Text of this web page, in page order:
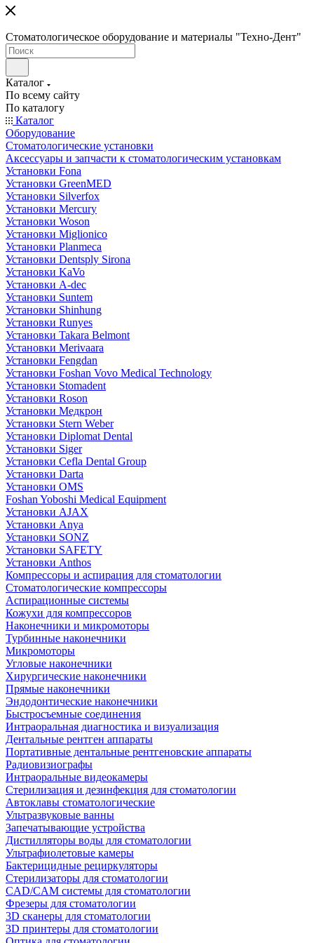
Стоматологическое оборудование и материалы "Техно-Дент"
Каталог
По всему сайту
По каталогу
Каталог
Оборудование
Стоматологические установки
Аксессуары и запчасти к стоматологическим установкам
Установки Fona
Установки GreenMED
Установки Silverfox
Установки Mercury
Установки Woson
Установки Miglionico
Установки Planmeca
Установки Dentsply Sirona
Установки KaVo
Установки A-dec
Установки Suntem
Установки Shinhung
Установки Runyes
Установки Takara Belmont
Установки Merivaara
Установки Fengdan
Установки Foshan Vovo Medical Technology
Установки Stomadent
Установки Roson
Установки Медкрон
Установки Stern Weber
Установки Diplomat Dental
Установки Siger
Установки Cefla Dental Group
Установки Darta
Установки OMS
Foshan Yoboshi Medical Equipment
Установки AJAX
Установки Anya
Установки SONZ
Установки SAFETY
Установки Anthos
Компрессоры и аспирация для стоматологии
Стоматологические компрессоры
Аспирационные системы
Кожухи для компрессоров
Наконечники и микромоторы
Турбинные наконечники
Микромоторы
Угловые наконечники
Хирургические наконечники
Прямые наконечники
Эндодонтические наконечники
Быстросъемные соединения
Интраоральная диагностика и визуализация
Дентальные рентген аппараты
Портативные дентальные рентгеновские аппараты
Радиовизиографы
Интраоральные видеокамеры
Стерилизация и дезинфекция для стоматологии
Автоклавы стоматологические
Ультразвуковые ванны
Запечатывающие устройства
Дистилляторы воды для стоматологии
Ультрафиолетовые камеры
Бактерицидные рециркуляторы
Стерилизаторы для стоматологии
CAD/CAM системы для стоматологии
Фрезеры для стоматологии
3D cканеры для стоматологии
3D принтеры для стоматологии